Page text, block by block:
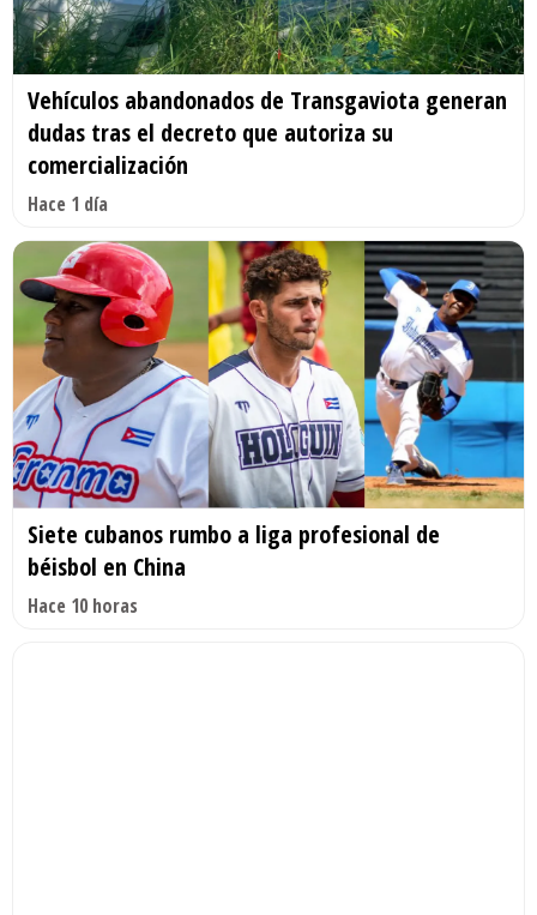
Vehículos abandonados de Transgaviota generan
dudas tras el decreto que autoriza su
comercialización
Hace 1 día
Siete cubanos rumbo a liga profesional de
béisbol en China
Hace 10 horas